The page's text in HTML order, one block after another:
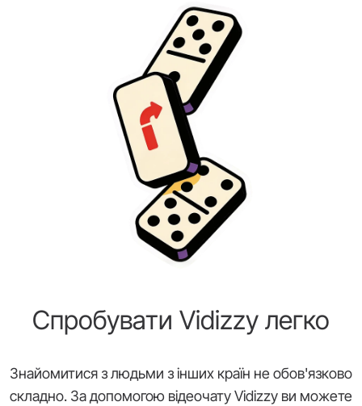
Спробувати Vidizzy легко
Знайомитися з людьми з інших країн не обов'язково
складно. За допомогою відеочату Vidizzy ви можете